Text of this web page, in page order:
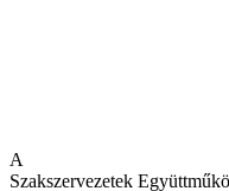
A
Szakszervezetek